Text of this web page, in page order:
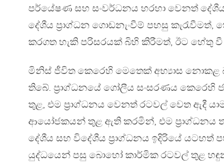
පර්යේෂණ සහ සංවර්ධනය හරහා වෙනත්
දේශීය ප‍්‍රාග්ධන ගොඩනැංවීම් පහසු
කරගත හැකි පරිසරයක් බිහි කිරීමත්, ඊට හේතු
මිනිස් ජීවිත කෙරෙහි මෙතෙක් අභ්‍යාස නොකළ
තිබේ. ප‍්‍රාග්ධනයේ ගෝලීය සංසරණය කෙරෙහි
තුළ, එම ප‍්‍රාග්ධනය වෙනත් රටවල් වෙත ඇදී
ආයෝජකයන් තුළ ඇති කරමින්, එම ප‍්‍රාග්ධනය
දේශීය සහ විදේශීය ප‍්‍රාග්ධනය ඉදිරියේ යටහත්
යුද්ධයෙන් පසු බොහෝ කාර්මික රටවල් තුළ